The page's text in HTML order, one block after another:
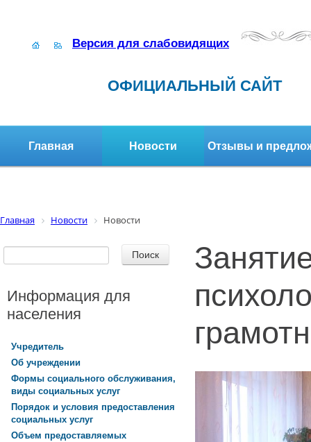
Версия для слабовидящих
ОФИЦИАЛЬНЫЙ САЙТ
Главная Новости Отзывы и
Главная Новости Новости
Информация для
населения
Учредитель
Об учреждении
Формы социального обслуживания,
виды социальных услуг
Порядок и условия предоставления
социальных услуг
Объем предоставляемых